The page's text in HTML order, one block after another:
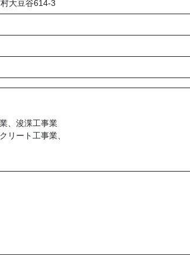
大豆谷614-3
、浚渫工事業
リート工事業、